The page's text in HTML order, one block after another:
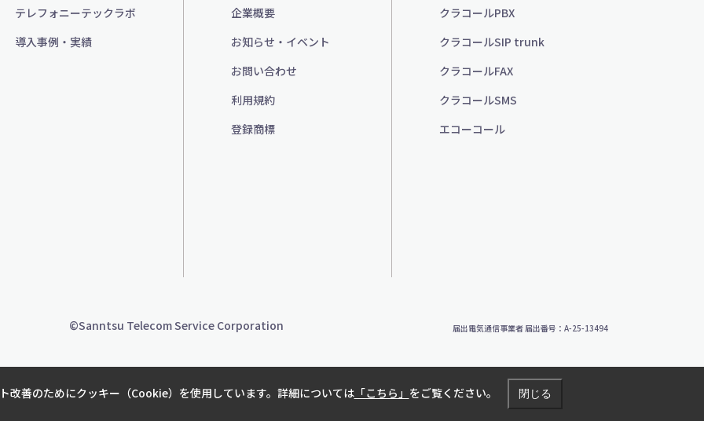
テレフォニーテックラボ
導入事例・実績
企業概要
お知らせ・イベント
お問い合わせ
利用規約
登録商標
クラコールPBX
クラコールSIP trunk
クラコールFAX
クラコールSMS
エコーコール
©Sanntsu Telecom Service Corporation 届出電気通信事業者 届出番号：A-25-13494
改善のためにクッキー（Cookie）を使用しています。詳細については「こちら」 をご覧ください。 閉じる